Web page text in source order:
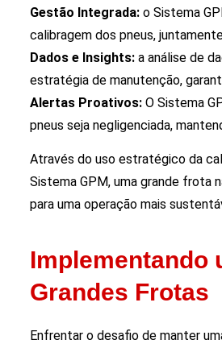
Gestão Integrada: o Sistema
calibragem dos pneus,
Dados e Insights: a análise de
estratégia de manutenção,
Alertas Proativos: O Sistema
pneus seja negligenciada,
Através do uso estratégico da
Sistema GPM, uma grande frota
para uma operação mais
Implementando
Grandes Frotas
Enfrentar o desafio de manter